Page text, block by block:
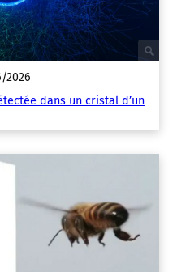
2026
dans un cristal d’un